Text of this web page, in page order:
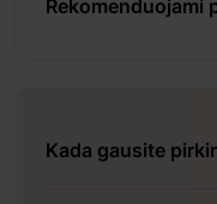
Rekomenduojami
Kada gausite
+ 0 €